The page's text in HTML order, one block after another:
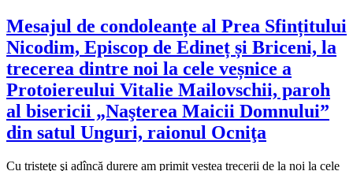
Mesajul de condoleanțe al Prea Sfințitului
Nicodim, Episcop de Edineț și Briceni, la
trecerea dintre noi la cele veșnice a
Protoiereului Vitalie Mailovschii, paroh
al bisericii „Naşterea Maicii Domnului”
din satul Unguri, raionul Ocniţa
Cu tristeţe şi adîncă durere am primit vestea trecerii de la noi la cele